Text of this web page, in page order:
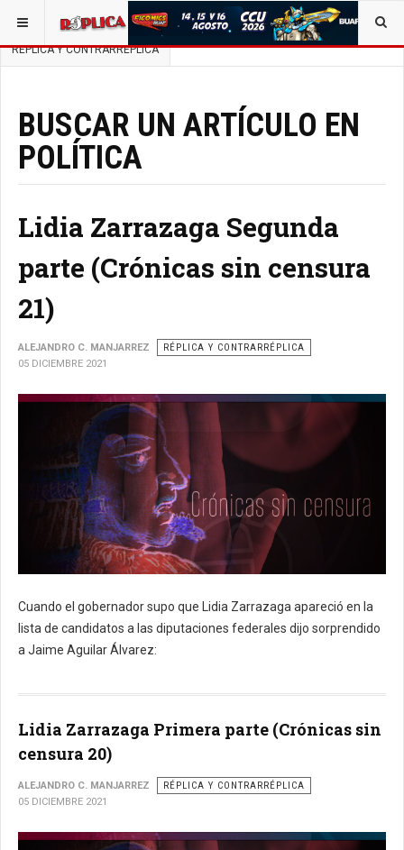
ESTÁ AQUÍ: BUSCAR UN ARTÍCULO EN POLÍTICA
RÉPLICA Y CONTRARRÉPLICA
BUSCAR UN ARTÍCULO EN
POLÍTICA
Lidia Zarrazaga Segunda
parte (Crónicas sin censura
21)
ALEJANDRO C. MANJARREZ
RÉPLICA Y CONTRARRÉPLICA
05 DICIEMBRE 2021
Cuando el gobernador supo que Lidia Zarrazaga apareció en la
lista de candidatos a las diputaciones federales dijo sorprendido
a Jaime Aguilar Álvarez:
Lidia Zarrazaga Primera parte (Crónicas sin
censura 20)
ALEJANDRO C. MANJARREZ
RÉPLICA Y CONTRARRÉPLICA
05 DICIEMBRE 2021